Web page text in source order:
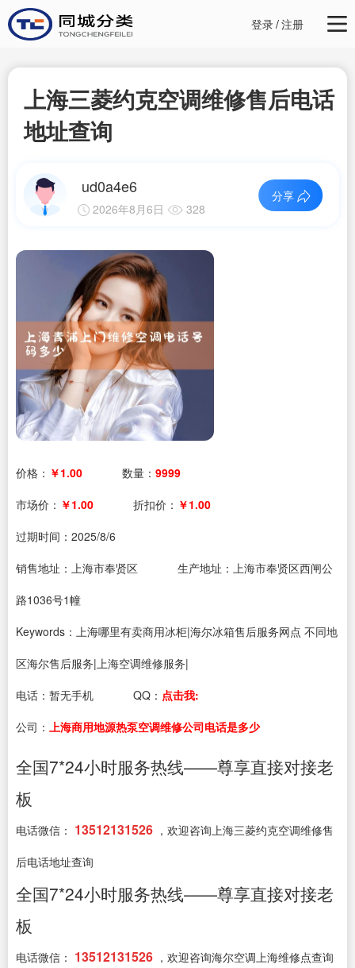
登录/注册
上海三菱约克空调维修售后电话
地址查询
ud0a4e6
2026年8月6日 328
分享
价格： ￥1.00 数量： 9999
市场价： ￥1.00 折扣价： ￥1.00
过期时间： 2025/8/6
销售地址：上海市奉贤区
生产地址：上海市奉贤区西闸公
路1036号1幢
Keywords：上海哪里有卖商用冰柜|海尔冰箱售后服务网点 不同地
区海尔售后服务|上海空调维修服务|
电话： 暂无手机 QQ： 点击我:
公司： 上海商用地源热泵空调维修公司电话是多少
全国7*24小时服务热线——尊享直接对接老
板
电话微信： 13512131526 ，欢迎咨询上海三菱约克空调维修售
后电话地址查询
全国7*24小时服务热线——尊享直接对接老
板
电话微信： 13512131526 ，欢迎咨询海尔空调上海维修点查询